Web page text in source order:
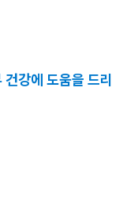
강에 도움을 드리